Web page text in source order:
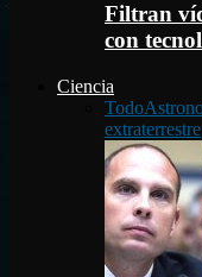
Filtran
con
Ciencia
Todo
extraterrestre